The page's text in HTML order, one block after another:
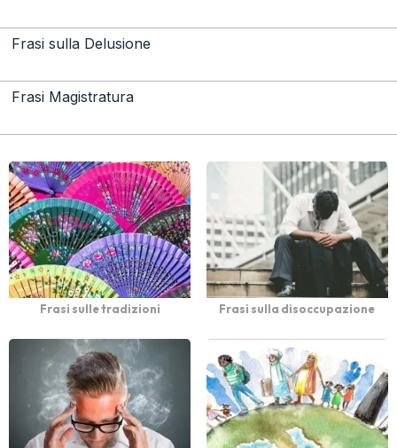
Frasi sulla Delusione
Frasi Magistratura
Frasi sulle tradizioni Frasi sulla disoccupazione